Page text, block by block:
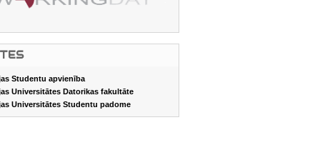
Studentu apvienība
Universitātes Datorikas fakultāte
Universitātes Studentu padome